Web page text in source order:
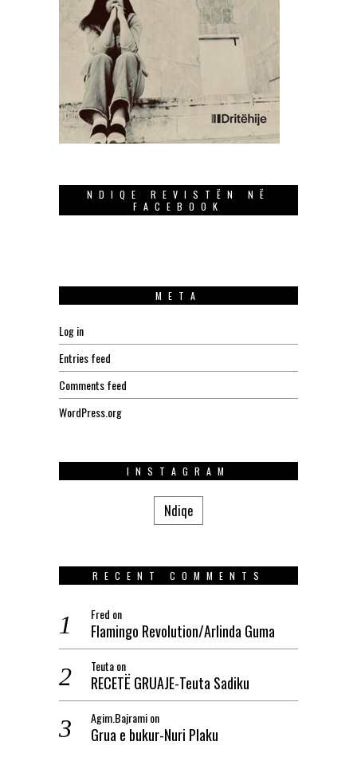
NDIQE REVISTËN NË
FACEBOOK
META
Log in
Entries feed
Comments feed
WordPress.org
INSTAGRAM
Ndiqe
RECENT COMMENTS
Fred on
Flamingo Revolution/Arlinda Guma
Teutaon
RECETË GRUAJE-Teuta Sadiku
Agim.Bajramion
Grua e bukur-Nuri Plaku